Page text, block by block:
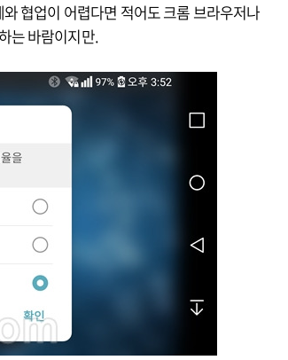
협업이 어렵다면 적어도 크롬 브라우저나
는 바람이지만.